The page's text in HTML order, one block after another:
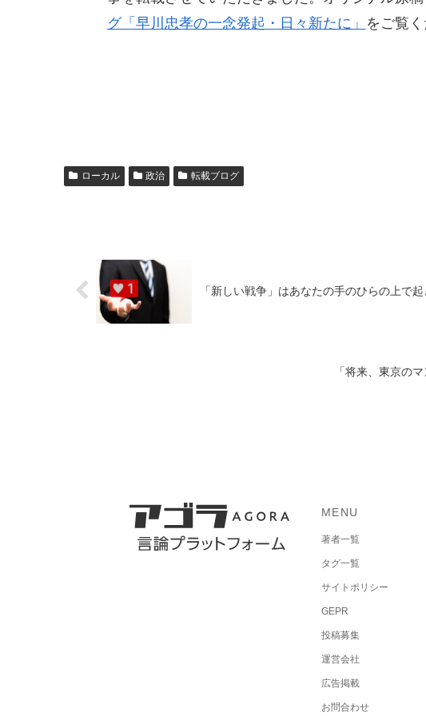
グ「早川忠孝の一念発起・日々新たに」 をご覧く
ローカル 政治 転載ブログ
「新しい戦争」はあなたの手のひらの上で起
「将来、東京の
MENU
著者一覧
タグ一覧
サイトポリシー
GEPR
投稿募集
運営会社
広告掲載
お問合わせ